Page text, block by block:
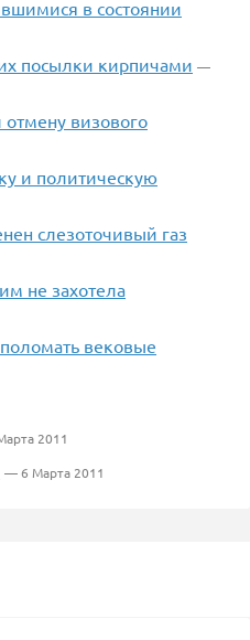
в состоянии
посылки кирпичами —
визового
и политическую
слезоточивый газ
не захотела
вековые
2011
— 6 Марта 2011